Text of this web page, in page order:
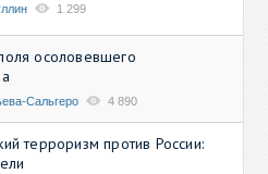
1 299
осоловевшего
Сальгеро 4 890
терроризм против России: